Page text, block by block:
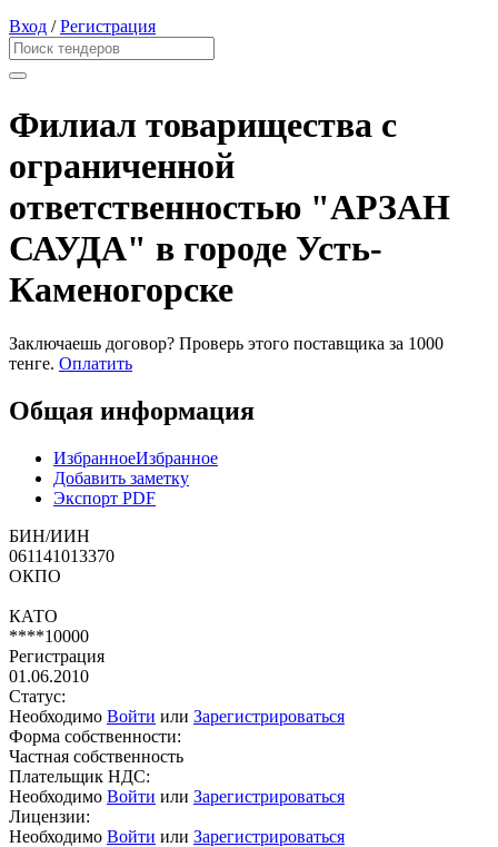
Вход /Регистрация
Филиал товарищества с
ограниченной
ответственностью "АРЗАН
САУДА" в городе Усть-
Каменогорске
Заключаешь договор? Проверь этого поставщика за 1000
тенге. Оплатить
Общая информация
ИзбранноеИзбранное
Добавить заметку
Экспорт PDF
БИН/ИИН
061141013370
ОКПО
КАТО
****10000
Регистрация
01.06.2010
Статус:
Необходимо Войти или Зарегистрироваться
Форма собственности:
Частная собственность
Плательщик НДС:
Необходимо Войти или Зарегистрироваться
Лицензии:
Необходимо Войти или Зарегистрироваться